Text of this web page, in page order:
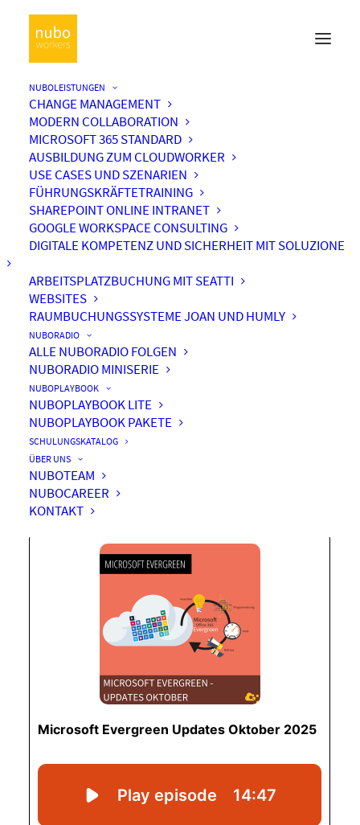
NUBOLEISTUNGEN
CHANGE MANAGEMENT
MODERN COLLABORATION
MICROSOFT 365 STANDARD
AUSBILDUNG ZUM CLOUDWORKER
USE CASES UND SZENARIEN
FÜHRUNGSKRÄFTETRAINING
SHAREPOINT ONLINE INTRANET
GOOGLE WORKSPACE CONSULTING
DIGITALE KOMPETENZ UND SICHERHEIT MIT SOLUZIONE
ARBEITSPLATZBUCHUNG MIT SEATTI
WEBSITES
RAUMBUCHUNGSSYSTEME JOAN UND HUMLY
NUBORADIO
ALLE NUBORADIO FOLGEN
NUBORADIO MINISERIE
NUBOPLAYBOOK
NUBOPLAYBOOK LITE
NUBOPLAYBOOK PAKETE
SCHULUNGSKATALOG
ÜBER UNS
NUBOTEAM
NUBOCAREER
KONTAKT
Microsoft Evergreen
Updates Oktober 2025